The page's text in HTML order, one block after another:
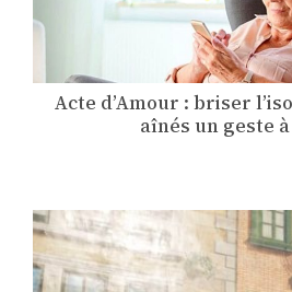
Acte d’Amour : briser
aînés un geste